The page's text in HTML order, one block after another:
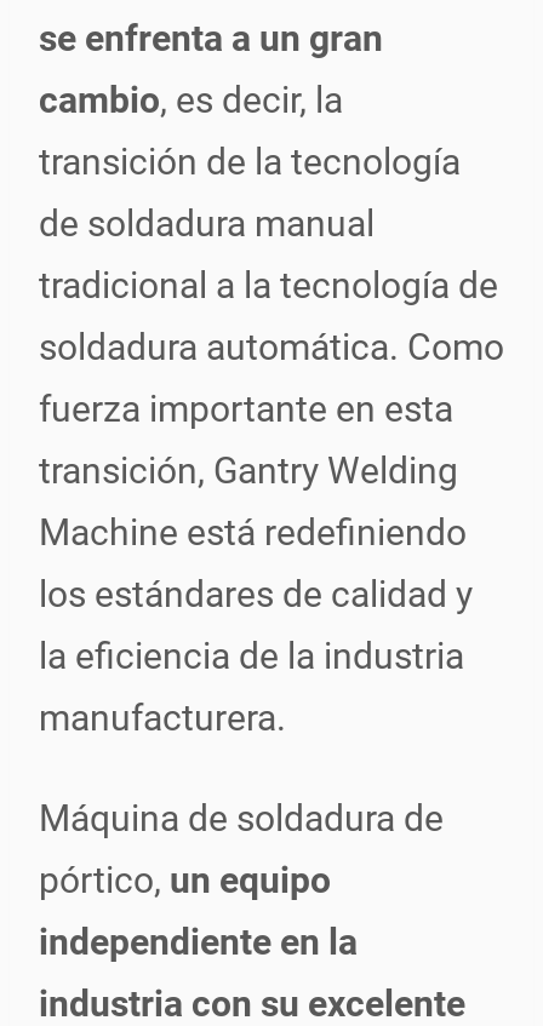
se enfrenta a un gran
cambio, es decir, la
transición de la tecnología
de soldadura manual
tradicional a la tecnología de
soldadura automática. Como
fuerza importante en esta
transición, Gantry Welding
Machine está redefiniendo
los estándares de calidad y
la eficiencia de la industria
manufacturera.
Máquina de soldadura de
pórtico, un equipo
independiente en la
industria con su excelente